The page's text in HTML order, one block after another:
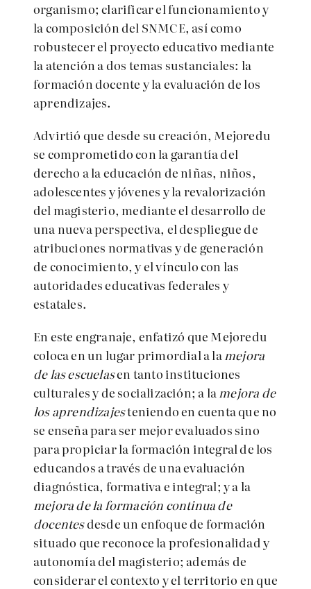
organismo; clarificar el funcionamiento y
la composición del SNMCE, así como
robustecer el proyecto educativo mediante
la atención a dos temas sustanciales: la
formación docente y la evaluación de los
aprendizajes.
Advirtió que desde su creación, Mejoredu
se comprometido con la garantía del
derecho a la educación de niñas, niños,
adolescentes y jóvenes y la revalorización
del magisterio, mediante el desarrollo de
una nueva perspectiva, el despliegue de
atribuciones normativas y de generación
de conocimiento, y el vínculo con las
autoridades educativas federales y
estatales.
En este engranaje, enfatizó que Mejoredu
coloca en un lugar primordial a lamejora
de las escuelasen tanto instituciones
culturales y de socialización; a lamejora de
los aprendizajesteniendo en cuenta que no
se enseña para ser mejor evaluados sino
para propiciar la formación integral de los
educandos a través de una evaluación
diagnóstica, formativa e integral; y a la
mejora de la formación continua de
docentesdesde un enfoque de formación
situado que reconoce la profesionalidad y
autonomía del magisterio; además de
considerar el contexto y el territorio en que